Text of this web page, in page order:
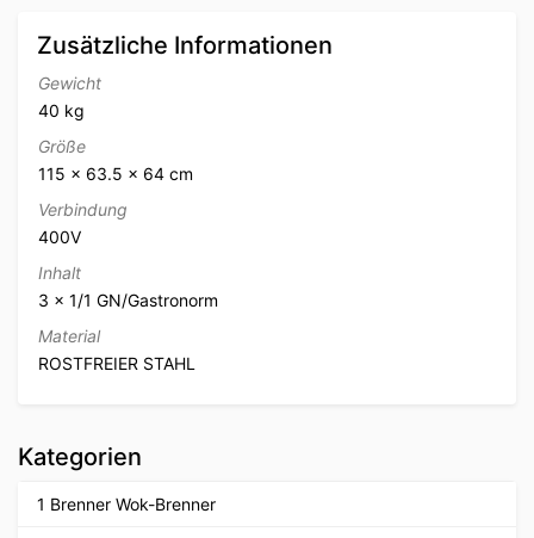
Zusätzliche Informationen
Gewicht
40 kg
Größe
115 × 63.5 × 64 cm
Verbindung
400V
Inhalt
3 x 1/1 GN/Gastronorm
Material
ROSTFREIER STAHL
Kategorien
1 Brenner Wok-Brenner